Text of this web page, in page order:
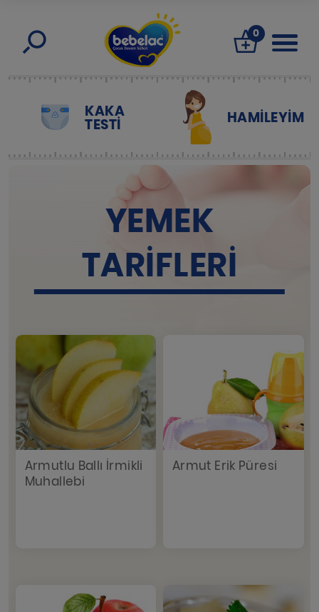
KAKA
TESTİ HAMILEYIM
0
YEMEK
TARIFLERI
Armutlu Ballı İrmikli
Muhallebi
Armut Erik Püresi